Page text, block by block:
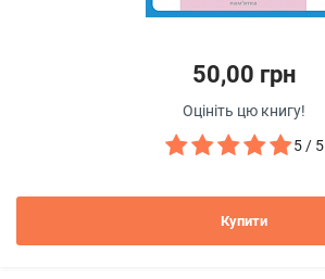
50,00 грн
Оцініть цю книгу!
5 / 5
Купити